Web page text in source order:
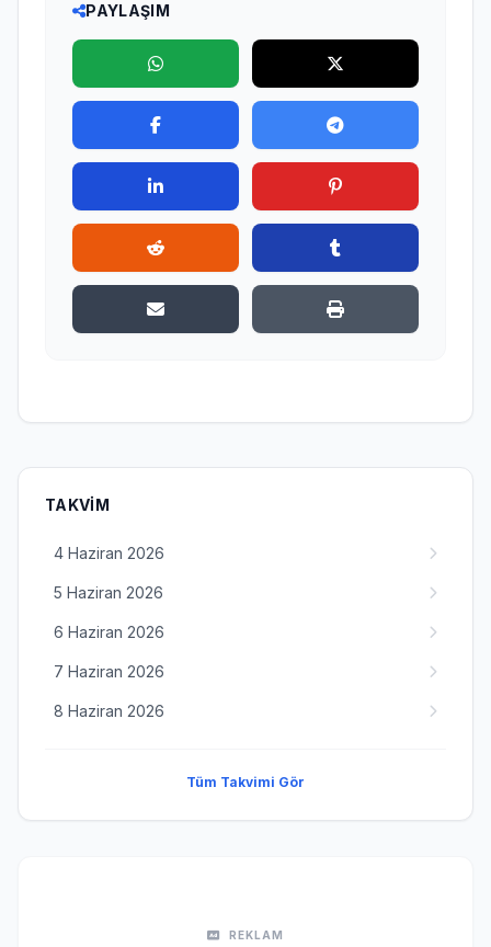
PAYLAŞIM
TAKVIM
4 Haziran 2026
5 Haziran 2026
6 Haziran 2026
7 Haziran 2026
8 Haziran 2026
Tüm Takvimi Gör
REKLAM